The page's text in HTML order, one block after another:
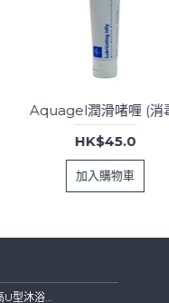
Aquagel潤滑啫喱 (消
HK$45.0
加入購物車
Suncare 可調高U型沐浴椅連可拆背板(特闊坐位)